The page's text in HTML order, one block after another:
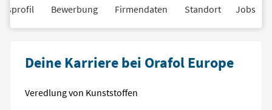
Bewerbung Firmendaten Standort Jobs
Deine Karriere bei Orafol Europe
Veredlung von Kunststoffen